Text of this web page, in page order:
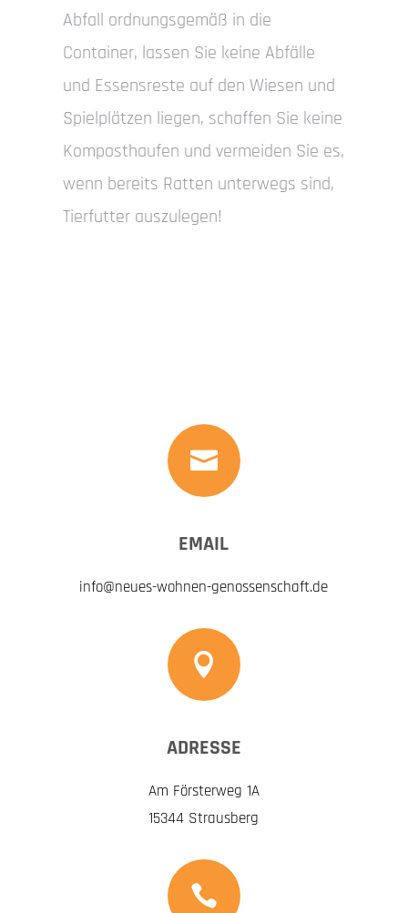
Abfall ordnungsgemäß in die
Container, lassen Sie keine Abfälle
und Essensreste auf den Wiesen und
Spielplätzen liegen, schaffen Sie keine
Komposthaufen und vermeiden Sie es,
wenn bereits Ratten unterwegs sind,
Tierfutter auszulegen!

EMAIL
info@neues-wohnen-genossenschaft.de

ADRESSE
Am Försterweg 1A
15344 Strausberg
